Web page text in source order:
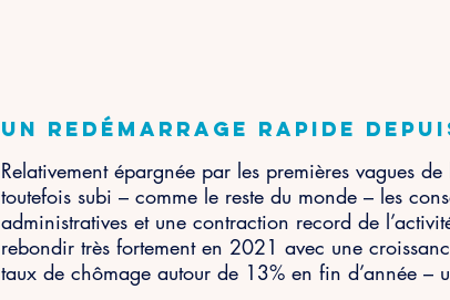
Un redémarrage rapide
Relativement épargnée par les premières vagues
toutefois subi – comme le reste du monde – les
administratives et une contraction record de
rebondir très fortement en 2021 avec une
taux de chômage autour de 13% en fin d’année –